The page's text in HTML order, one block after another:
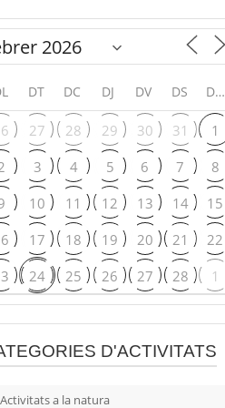
DT DC DJ DV DS DG
27 28 29 30 31
1
3 4 5 6 7
8
10 11 12 13 14
15
17 18 19 20 21
22
24 25 26 27 28 1
D'ACTIVITATS
Activitats a la natura